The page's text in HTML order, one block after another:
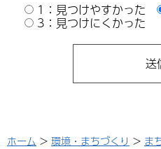
1：見つけやすかった
3：見つけにくかった
ホーム > 環境・まちづくり > ま